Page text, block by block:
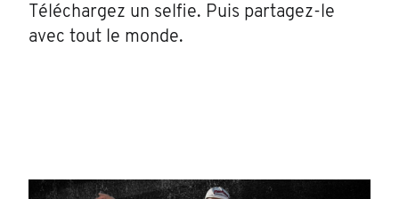
Téléchargez un selfie. Puis partagez-le
avec tout le monde.